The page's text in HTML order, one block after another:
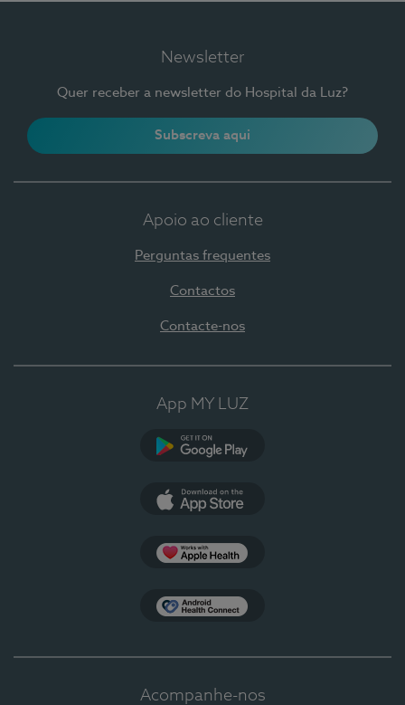
Newsletter
Quer receber a newsletter do Hospital da Luz?
Subscreva aqui
Apoio ao cliente
Perguntas frequentes
Contactos
Contacte-nos
App MY LUZ
Acompanhe-nos